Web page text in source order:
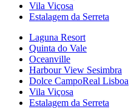
Vila Viçosa
Estalagem da Serreta
Laguna Resort
Quinta do Vale
Oceanville
Harbour View Sesimbra
Dolce CampoReal Lisboa
Vila Viçosa
Estalagem da Serreta